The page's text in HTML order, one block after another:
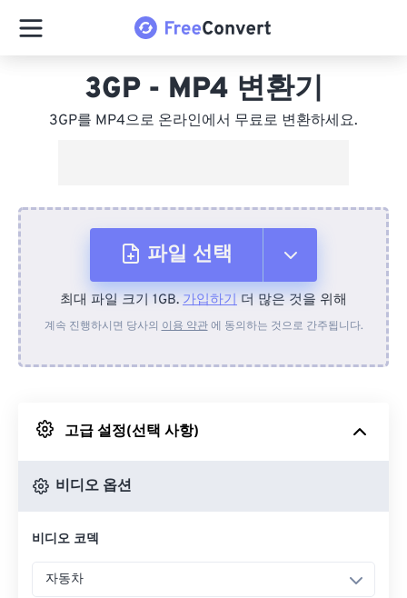
3GP - MP4 변환기
3GP를 MP4으로 온라인에서 무료로 변환하세요.
파일 선택
장치에서
Google 드라이브에서
최대 파일 크기 1GB. 가입하기 더 많은 것을 위해
계속 진행하시면 당사의 이용 약관에 동의하는 것으로 간주됩니다.
고급 설정(선택 사항)
비디오 옵션
비디오 코덱
자동차